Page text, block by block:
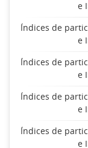
e
Índices de
e
Índices de
e
Índices de
e
Índices de
e